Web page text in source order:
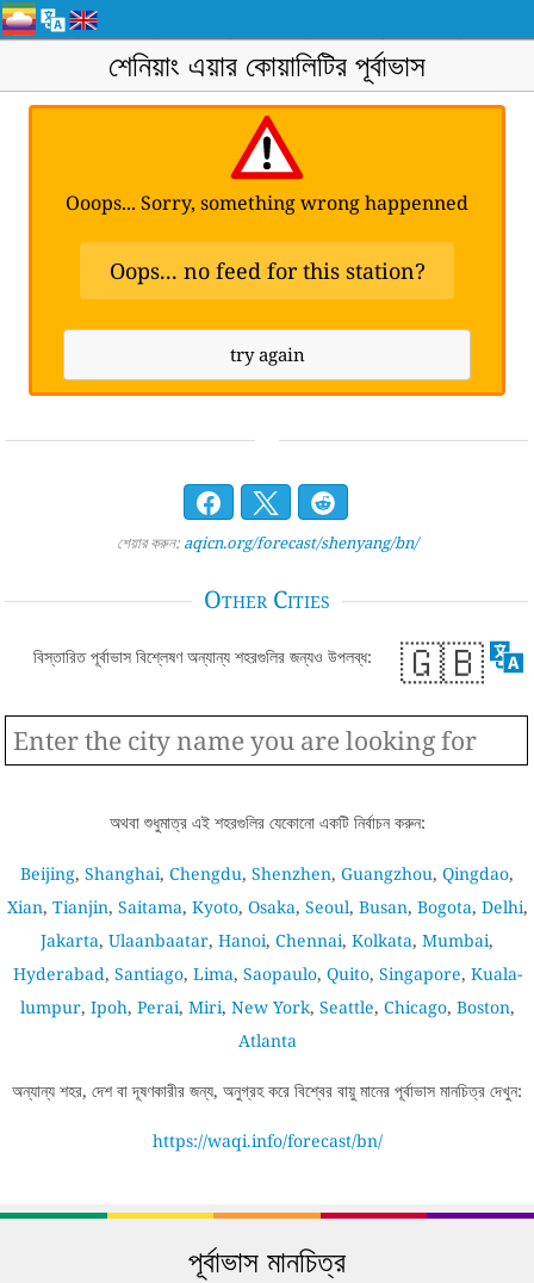
শেনিয়াং এয়ার কোয়ালিটির পূর্বাভাস
Ooops... Sorry, something wrong happenned
Oops... no feed for this station?
try again
শেয়ার করুন: aqicn.org/forecast/shenyang/bn/
Other Cities
🇬🇧
বিস্তারিত পূর্বাভাস বিশ্লেষণ অন্যান্য শহরগুলির জন্যও উপলব্ধ:
অথবা শুধুমাত্র এই শহরগুলির যেকোনো একটি নির্বাচন করুন:
Beijing, Shanghai, Chengdu, Shenzhen, Guangzhou, Qingdao,
Xian, Tianjin, Saitama, Kyoto, Osaka, Seoul, Busan, Bogota, Delhi,
Jakarta, Ulaanbaatar, Hanoi, Chennai, Kolkata, Mumbai,
Hyderabad, Santiago, Lima, Saopaulo, Quito, Singapore, Kuala-
lumpur, Ipoh, Perai, Miri, New York, Seattle, Chicago, Boston,
Atlanta
অন্যান্য শহর, দেশ বা দূষণকারীর জন্য, অনুগ্রহ করে বিশ্বের বায়ু মানের পূর্বাভাস মানচিত্র দেখুন:
https://waqi.info/forecast/bn/
পূর্বাভাস মানচিত্র